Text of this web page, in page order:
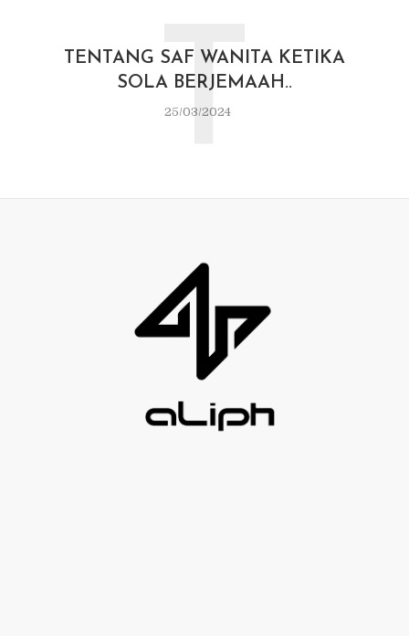
TENTANG SAF WANITA KETIKA
SOLA BERJEMAAH..
25/03/2024
T